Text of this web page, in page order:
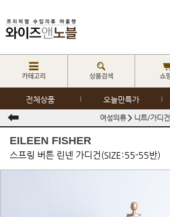
전체상품 오늘만특가
여성의류> 니트/가디건
EILEEN FISHER
스프링 버튼 린넨 가디건(SIZE:55-55반)